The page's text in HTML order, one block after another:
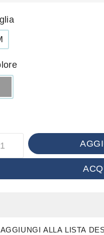
AGGIUNGI ALLA LISTA